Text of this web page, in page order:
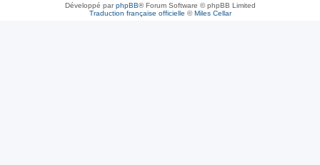
Développé parphpBB® Forum Software © phpBB Limited
Traduction française officielle ©Miles Cellar